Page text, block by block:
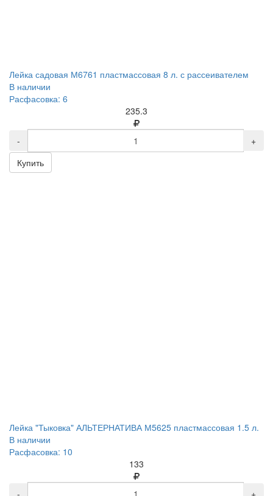
Лейка садовая М6761 пластмассовая 8 л. с рассеивателем
В наличии
Расфасовка: 6
235.3
-
+
Купить
Лейка "Тыковка" АЛЬТЕРНАТИВА М5625 пластмассовая 1.5 л.
В наличии
Расфасовка: 10
133
-
+